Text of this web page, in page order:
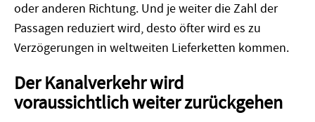
oder anderen Richtung. Und je weiter die Zahl der
Passagen reduziert wird, desto öfter wird es zu
Verzögerungen in weltweiten Lieferketten kommen.
Der Kanalverkehr wird
voraussichtlich weiter zurückgehen